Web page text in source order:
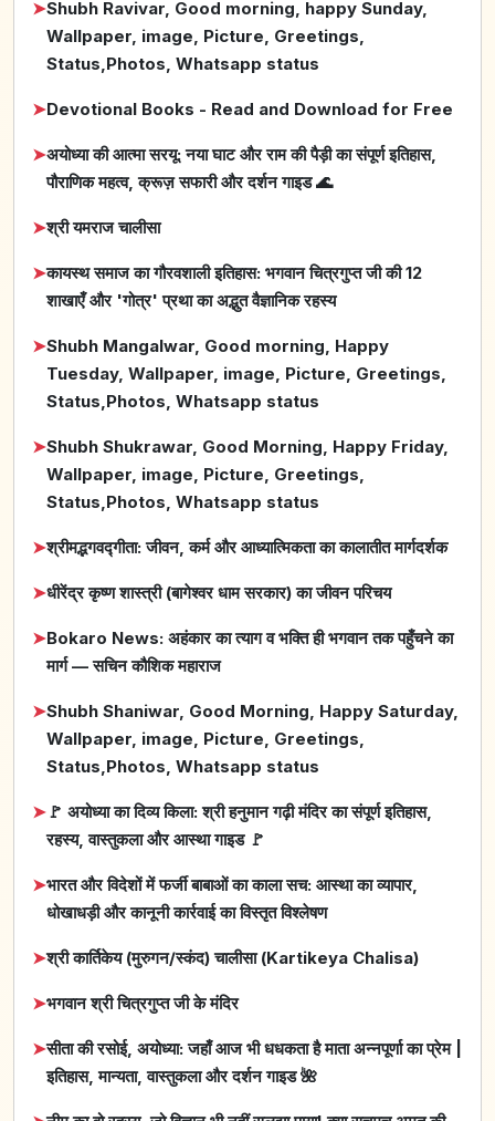
➤Shubh Ravivar, Good morning, happy Sunday,
Wallpaper, image, Picture, Greetings,
Status,Photos, Whatsapp status
➤Devotional Books - Read and Download for Free
➤अयोध्या की आत्मा सरयू: नया घाट और राम की पैड़ी का संपूर्ण इतिहास,
पौराणिक महत्व, क्रूज़ सफारी और दर्शन गाइड 🌊
➤श्री यमराज चालीसा
➤कायस्थ समाज का गौरवशाली इतिहास: भगवान चित्रगुप्त जी की 12
शाखाएँ और 'गोत्र' प्रथा का अद्भुत वैज्ञानिक रहस्य
➤Shubh Mangalwar, Good morning, Happy
Tuesday, Wallpaper, image, Picture, Greetings,
Status,Photos, Whatsapp status
➤Shubh Shukrawar, Good Morning, Happy Friday,
Wallpaper, image, Picture, Greetings,
Status,Photos, Whatsapp status
➤श्रीमद्भगवद्गीता: जीवन, कर्म और आध्यात्मिकता का कालातीत मार्गदर्शक
➤धीरेंद्र कृष्ण शास्त्री (बागेश्वर धाम सरकार) का जीवन परिचय
➤Bokaro News: अहंकार का त्याग व भक्ति ही भगवान तक पहुँचने का
मार्ग — सचिन कौशिक महाराज
➤Shubh Shaniwar, Good Morning, Happy Saturday,
Wallpaper, image, Picture, Greetings,
Status,Photos, Whatsapp status
➤🚩 अयोध्या का दिव्य किला: श्री हनुमान गढ़ी मंदिर का संपूर्ण इतिहास,
रहस्य, वास्तुकला और आस्था गाइड 🚩
➤भारत और विदेशों में फर्जी बाबाओं का काला सच: आस्था का व्यापार,
धोखाधड़ी और कानूनी कार्रवाई का विस्तृत विश्लेषण
➤श्री कार्तिकेय (मुरुगन/स्कंद) चालीसा (Kartikeya Chalisa)
➤भगवान श्री चित्रगुप्त जी के मंदिर
➤सीता की रसोई, अयोध्या: जहाँ आज भी धधकता है माता अन्नपूर्णा का प्रेम |
इतिहास, मान्यता, वास्तुकला और दर्शन गाइड 🌺